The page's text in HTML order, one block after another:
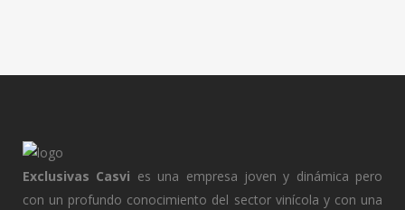
Exclusivas Casvi es una empresa joven y dinámica pero
con un profundo conocimiento del sector vinícola y con una